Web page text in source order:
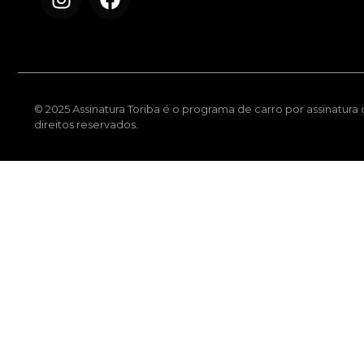
© 2025 Assinatura Toriba é o programa de carro por assinatura
direitos reservados.